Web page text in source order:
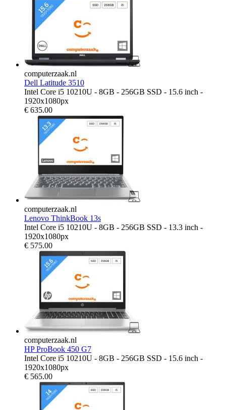
computerzaak.nl
Dell Latitude 3510
Intel Core i5 10210U - 8GB - 256GB SSD - 15.6 inch -
1920x1080px
€ 635.00
computerzaak.nl
Lenovo ThinkBook 13s
Intel Core i5 10210U - 8GB - 256GB SSD - 13.3 inch -
1920x1080px
€ 575.00
computerzaak.nl
HP ProBook 450 G7
Intel Core i5 10210U - 8GB - 256GB SSD - 15.6 inch -
1920x1080px
€ 565.00